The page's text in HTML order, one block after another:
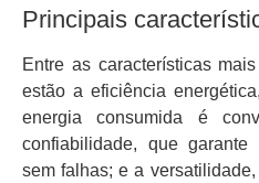
Principais
Entre as características
estão a eficiência
energia consumida é
confiabilidade, que garante
sem falhas; e a